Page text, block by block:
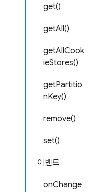
get()
getAll()
getAllCook
ieStores()
getPartitio
nKey()
remove()
set()
이벤트
onChange